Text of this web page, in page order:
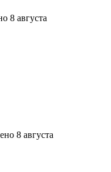
8 августа
8 августа